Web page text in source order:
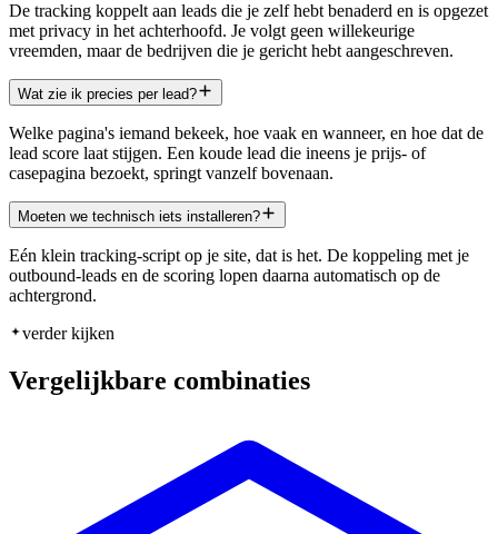
De tracking koppelt aan leads die je zelf hebt benaderd en is opgezet
met privacy in het achterhoofd. Je volgt geen willekeurige
vreemden, maar de bedrijven die je gericht hebt aangeschreven.
Wat zie ik precies per lead?
Welke pagina's iemand bekeek, hoe vaak en wanneer, en hoe dat de
lead score laat stijgen. Een koude lead die ineens je prijs- of
casepagina bezoekt, springt vanzelf bovenaan.
Moeten we technisch iets installeren?
Eén klein tracking-script op je site, dat is het. De koppeling met je
outbound-leads en de scoring lopen daarna automatisch op de
achtergrond.
verder kijken
Vergelijkbare combinaties